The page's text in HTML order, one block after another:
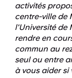
activités
centre-ville de
l'Université de
rendre en
commun au
seul ou entre
à vous aider si